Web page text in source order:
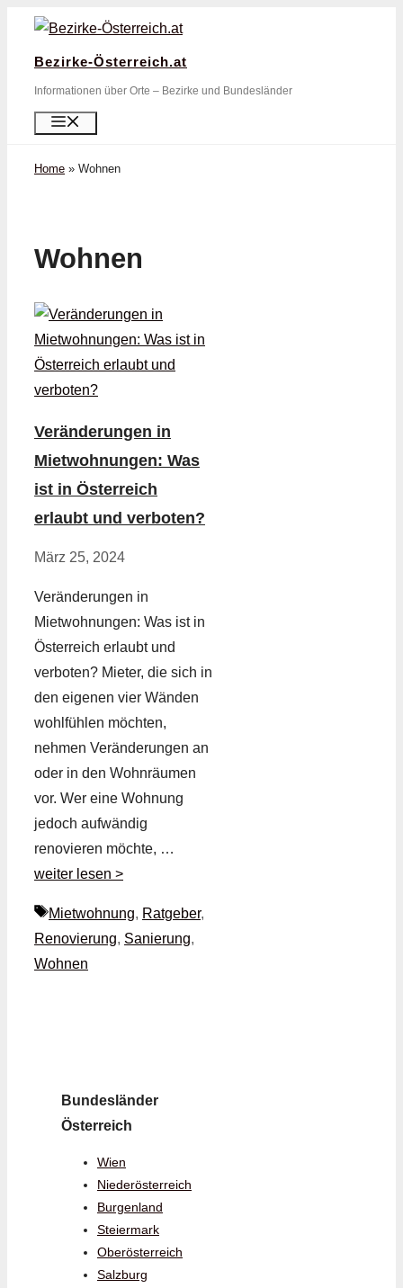
Zum
springen
Bezirke-Österreich.at
Informationen über Orte – Bezirke und Bundesländer
Home » Wohnen
Wohnen
Veränderungen in
Mietwohnungen: Was
ist in Österreich
erlaubt und verboten?
März 25, 2024
Veränderungen in
Mietwohnungen: Was ist in
Österreich erlaubt und
verboten? Mieter, die sich in
den eigenen vier Wänden
wohlfühlen möchten,
nehmen Veränderungen an
oder in den Wohnräumen
vor. Wer eine Wohnung
jedoch aufwändig
renovieren möchte, …
weiter lesen >
Schlagwörter
Mietwohnung, Ratgeber,
Renovierung, Sanierung,
Wohnen
Bundesländer
Österreich
Wien
Niederösterreich
Burgenland
Steiermark
Oberösterreich
Salzburg